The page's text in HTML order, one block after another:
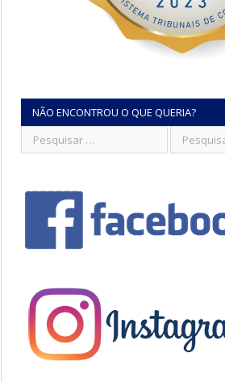
NÃO ENCONTROU O QUE QUERIA?